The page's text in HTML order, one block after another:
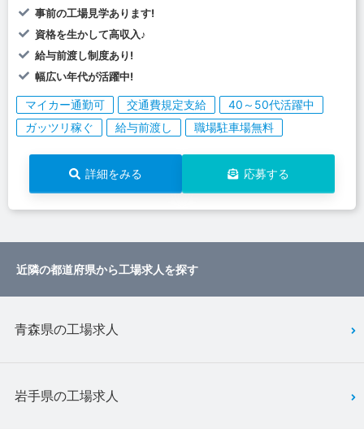
事前の工場見学あります!
資格を生かして高収入♪
給与前渡し制度あり!
幅広い年代が活躍中!
マイカー通勤可 交通費規定支給
40～50代活躍中
ガッツリ稼ぐ
給与前渡し 職場駐車場無料
詳細をみる 応募する
近隣の都道府県から工場求人を探す
青森県の工場求人
岩手県の工場求人